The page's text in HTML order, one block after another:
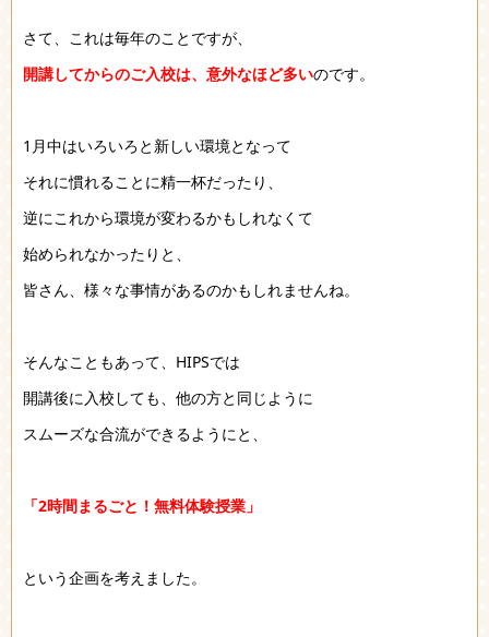
さて、これは毎年のことですが、
開講してからのご入校は、意外なほど多いのです。
1月中はいろいろと新しい環境となって
それに慣れることに精一杯だったり、
逆にこれから環境が変わるかもしれなくて
始められなかったりと、
皆さん、様々な事情があるのかもしれませんね。
そんなこともあって、HIPSでは
開講後に入校しても、他の方と同じように
スムーズな合流ができるようにと、
「2時間まるごと！無料体験授業」
という企画を考えました。